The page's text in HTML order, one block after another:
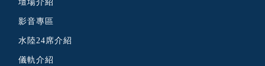
壇場介紹
影音專區
水陸24席介紹
儀軌介紹